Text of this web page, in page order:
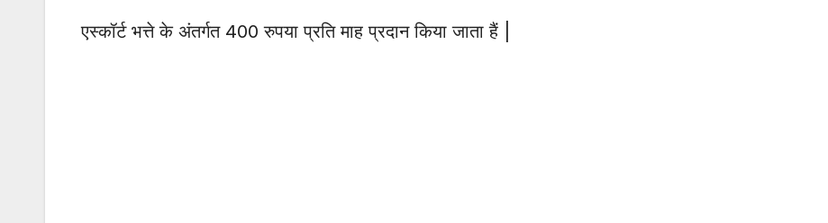
एस्कॉर्ट भत्ते के अंतर्गत 400 रुपया प्रति माह प्रदान किया जाता हैं |